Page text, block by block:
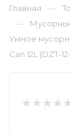
Главная —
—
Умное
Can 12L (DZT-